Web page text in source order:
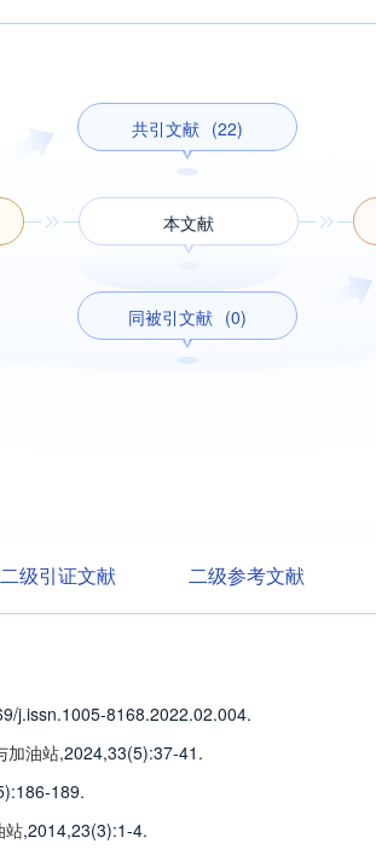
共引文献 (22)
本文献
同被引文献 (0)
二级引证文献 二级参考文献
j.issn.1005-8168.2022.02.004.
加油站,2024,33(5):37-41 .
:186-189.
站,2014,23(3):1-4.